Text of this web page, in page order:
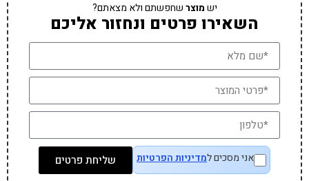
ישמוצרשחפשתם ולא מצאתם?
השאירו פרטים ונחזור אליכם
אני מסכים למדיניות הפרטיות שליחת פרטים